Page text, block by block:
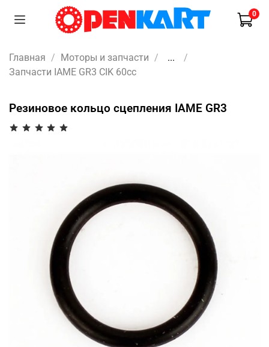
0
Главная Моторы и запчасти
...
Запчасти IAME GR3 CIK 60cc
Резиновое кольцо сцепления IAME GR3